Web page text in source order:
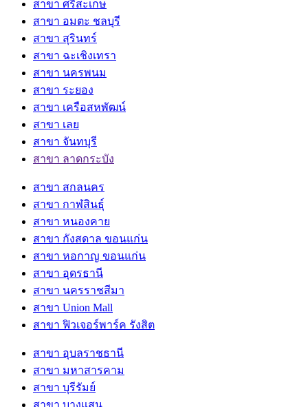
สาขา ศรีสะเกษ
สาขา อมตะ ชลบุรี
สาขา สุรินทร์
สาขา ฉะเชิงเทรา
สาขา นครพนม
สาขา ระยอง
สาขา เครือสหพัฒน์
สาขา เลย
สาขา จันทบุรี
สาขา ลาดกระบัง
สาขา สกลนคร
สาขา กาฬสินธุ์
สาขา หนองคาย
สาขา กังสดาล ขอนแก่น
สาขา หอกาญ ขอนแก่น
สาขา อุดรธานี
สาขา นครราชสีมา
สาขา Union Mall
สาขา ฟิวเจอร์พาร์ค รังสิต
สาขา อุบลราชธานี
สาขา มหาสารคาม
สาขา บุรีรัมย์
สาขา บางแสน